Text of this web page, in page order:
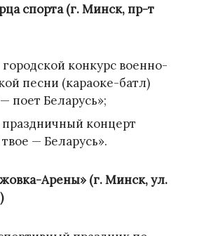
спорта (г. Минск, пр-т
конкурс военно-
песни (караоке-батл)
поет Беларусь»;
концерт
— Беларусь».
Арены» (г. Минск, ул.